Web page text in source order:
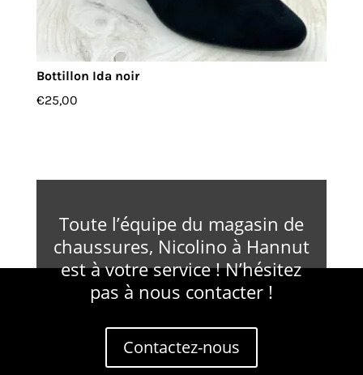
Bottillon Ida noir
€25,00
Toute l’équipe du magasin de
chaussures, Nicolino à Hannut
est à votre service ! N’hésitez
pas à nous contacter !
Contactez-nous